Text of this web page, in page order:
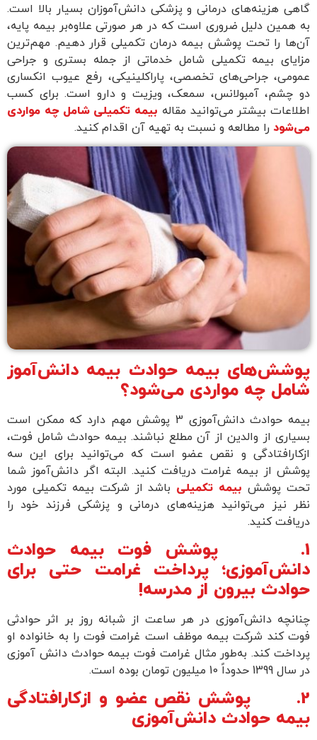
گاهی هزینه‌های درمانی و پزشکی دانش‌آموزان بسیار بالا است.
به همین دلیل ضروری است که در هر صورتی علاوه‌بر بیمه پایه،
آن‌ها را تحت پوشش بیمه درمان تکمیلی قرار دهیم. مهم‌ترین
مزایای بیمه تکمیلی شامل خدماتی از جمله بستری و جراحی
عمومی، جراحی‌های تخصصی، پاراکلینیکی، رفع عیوب انکساری
دو چشم، آمبولانس، سمعک، ویزیت و دارو است. برای کسب
اطلاعات بیشتر می‌توانید مقاله بیمه تکمیلی شامل چه مواردی
می‌شود را مطالعه و نسبت به تهیه آن اقدام کنید.
پوشش‌های بیمه حوادث بیمه دانش‌آموز
شامل چه مواردی می‌شود؟
بیمه حوادث دانش‌آموزی 3 پوشش مهم دارد که ممکن است
بسیاری از والدین از آن مطلع نباشند. بیمه حوادث شامل فوت،
ازکارافتادگی و نقص عضو است که می‌توانید برای این سه
پوشش از بیمه غرامت دریافت کنید. البته اگر دانش‌آموز شما
تحت پوشش بیمه تکمیلی باشد از شرکت بیمه تکمیلی مورد
نظر نیز می‌توانید هزینه‌های درمانی و پزشکی فرزند خود را
دریافت کنید.
1. پوشش فوت بیمه حوادث
دانش‌آموزی؛ پرداخت غرامت حتی برای
حوادث بیرون از مدرسه!
چنانچه دانش‌آموزی در هر ساعت از شبانه روز بر اثر حوادثی
فوت کند شرکت بیمه موظف است غرامت فوت را به خانواده او
پرداخت کند. به‌طور مثال غرامت فوت بیمه حوادث دانش آموزی
در سال 1399 حدوداً 10 میلیون تومان بوده است.
2.
پوشش نقص عضو و ازکارافتادگی
بیمه حوادث دانش‌آموزی